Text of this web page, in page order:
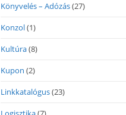
Könyvelés – Adózás(27)
Konzol(1)
Kultúra(8)
Kupon (2)
Linkkatalógus(23)